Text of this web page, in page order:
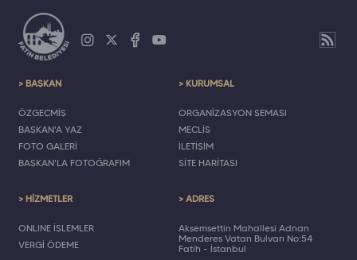
> BAŞKAN
ÖZGEÇMİŞ
BAŞKAN'A YAZ
FOTO GALERİ
BAŞKAN'LA FOTOĞRAFIM
> KURUMSAL
ORGANİZASYON ŞEMASI
MECLİS
İLETİŞİM
SİTE HARİTASI
> HİZMETLER
ONLINE İŞLEMLER
VERGİ ÖDEME
> ADRES
Akşemsettin Mahallesi Adnan
Menderes Vatan Bulvarı No:54
Fatih - İstanbul